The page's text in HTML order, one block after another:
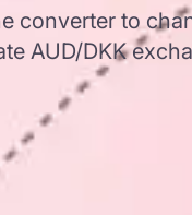
converter to
AUD/DKK